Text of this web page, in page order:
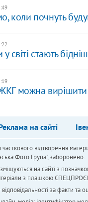
коли почнуть
світі стають
можна вирішити
на сайті
часткового відтворення
Фото Група", заборонено.
на сайті з
з плашкою
за факти